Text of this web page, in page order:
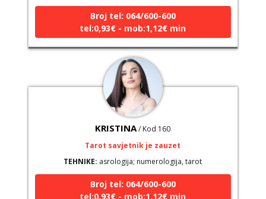
Broj tel: 064/600-600
tel:0,93€ - mob:1,12€ min
KRISTINA/ Kod 160
asrologija; numerologija, tarot
Broj tel: 064/600-600
tel:0,93€ - mob:1,12€ min